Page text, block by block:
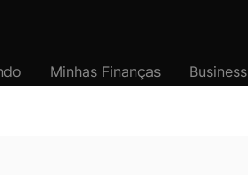
Minhas Finanças Business